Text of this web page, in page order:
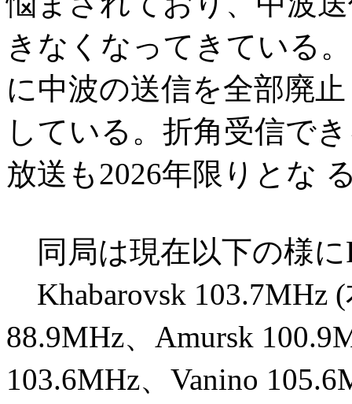
きなくなってきている
に中波の送信を全部廃
している。折角受信で
放送も2026年限りとな
同局は現在以下の様
Khabarovsk 103.7MHz
88.9MHz、Amursk
103.6MHz、Vanino